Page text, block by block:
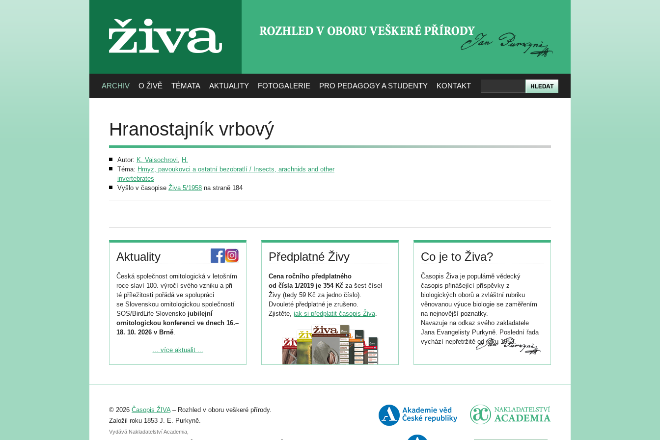
živa
ARCHIV O ŽIVĚ TÉMATA AKTUALITY FOTOGALERIE PRO PEDAGOGY A STUDENTY KONTAKT
Hranostajník vrbový
Autor: K. Vaisochrovi, H.
Téma: Hmyz, pavoukovci a ostatní bezobratlí / Insects, arachnids and other
invertebrates
Vyšlo v časopise Živa 5/1958 na straně 184
Aktuality
Česká společnost ornitologická v letošním
roce slaví 100. výročí svého vzniku a při
té příležitosti pořádá ve spolupráci
se Slovenskou ornitologickou společností
SOS/BirdLife Slovensko jubilejní
ornitologickou konferenci ve dnech 16.–
18. 10. 2026 v Brně.
Podrobnější informace ke konferenci
Registrovat se můžete do 6. září.
abstraktu přihlášené přednášky nebo
posteru je už 30. června.
... více aktualit ...
Předplatné Živy
Cena ročního předplatného
od čísla 1/2019 je 354 Kč za šest čísel
Živy (tedy 59 Kč za jedno číslo).
Dvouleté předplatné je zrušeno.
Zjistěte, jak si předplatit časopis Živa.
Co je to Živa?
Časopis Živa je populárně vědecký
časopis přinášející příspěvky z
biologických oborů a zvláštní rubriku
věnovanou výuce biologie se zaměřením
na nejnovější poznatky.
Navazuje na odkaz svého zakladatele
Jana Evangelisty Purkyně. Poslední řada
vychází nepřetržitě od roku 1953.
© 2026 Časopis ŽIVA– Rozhled v oboru veškeré přírody.
Založil roku 1853 J. E. Purkyně.
Vydává Nakladatelství Academia,